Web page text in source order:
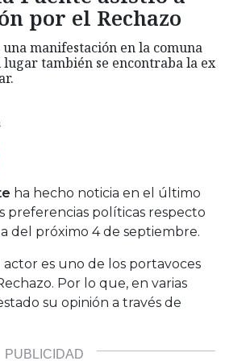
por el Rechazo
manifestación en la comuna
lugar también se encontraba la ex
ha hecho noticia en el último
preferencias políticas respecto
del próximo 4 de septiembre.
es uno de los portavoces
Por lo que, en varias
su opinión a través de